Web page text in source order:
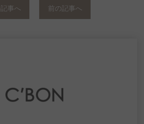
事へ 前の記事へ